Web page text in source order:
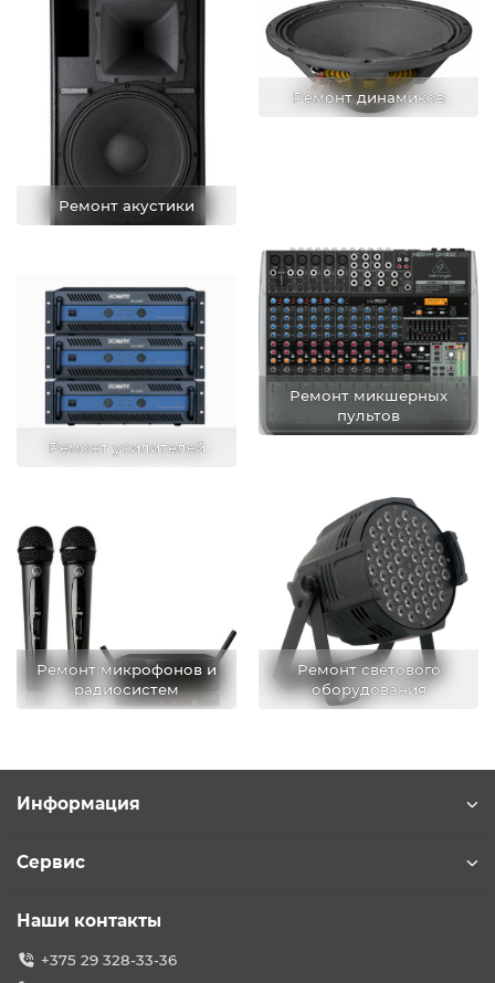
Ремонт акустики
Ремонт динамиков
Ремонт усилителей
Ремонт микшерных
пультов
Ремонт микрофонов и
радиосистем
Ремонт светового
оборудования
Информация
Сервис
Наши контакты
+375 29 328-33-36